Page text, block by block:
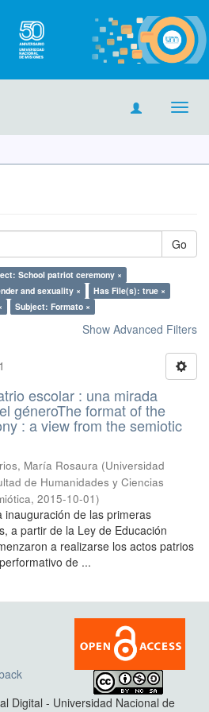
Go
School patriot ceremony ×
and sexuality ×
Has File(s): true ×
Subject: Formato ×
Show Advanced Filters
escolar : una mirada
géneroThe format of the
: a view from the semiotic
María Rosaura (Universidad
de Humanidades y Ciencias
, 2015-10-01)
inauguración de las primeras
a partir de la Ley de Educación
a realizarse los actos patrios
de ...
Digital - Universidad Nacional de